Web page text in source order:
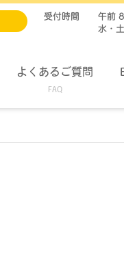
よくあるご質問
FAQ
受付時間
午前
水・